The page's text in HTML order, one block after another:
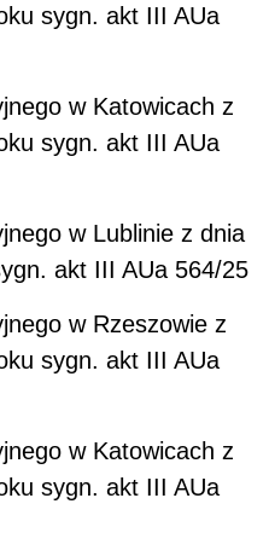
sygn. akt III AUa
w Katowicach z
sygn. akt III AUa
w Lublinie z dnia
akt III AUa 564/25
w Rzeszowie z
sygn. akt III AUa
w Katowicach z
sygn. akt III AUa